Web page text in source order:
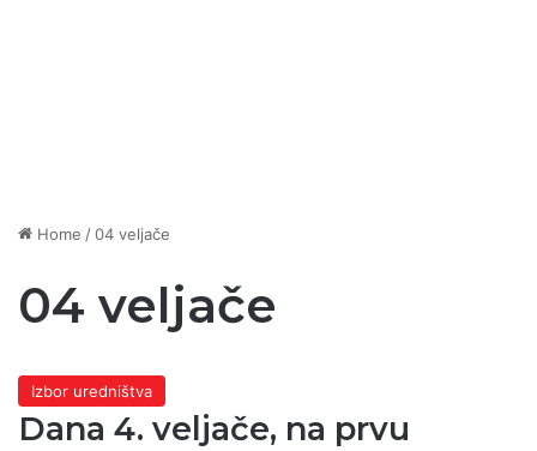
Home /04 veljače
04 veljače
Izbor uredništva
Dana 4. veljače, na prvu